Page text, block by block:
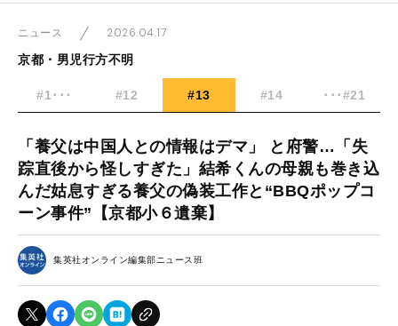
ニュース
2026.04.17
京都・男児行方不明
#1･･･ #12 #13 #14 ･･･#21
「養父は中国人との情報はデマ」 と府警…「失
踪直後から怪しすぎた」結希くんの母親も巻き込
んだ姑息すぎる養父の偽装工作と“BBQポップコ
ーン事件”【京都小６遺棄】
集英社オンライン編集部ニュース班